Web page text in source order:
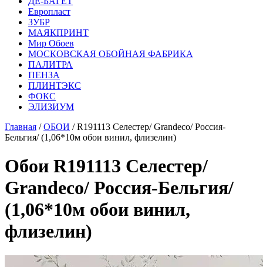
Европласт
ЗУБР
МАЯКПРИНТ
Мир Обоев
МОСКОВСКАЯ ОБОЙНАЯ ФАБРИКА
ПАЛИТРА
ПЕНЗА
ПЛИНТЭКС
ФОКС
ЭЛИЗИУМ
Главная /ОБОИ / R191113 Селестер/ Grandeco/ Россия-
Бельгия/ (1,06*10м обои винил, флизелин)
Обои R191113 Селестер/
Grandeco/ Россия-Бельгия/
(1,06*10м обои винил,
флизелин)